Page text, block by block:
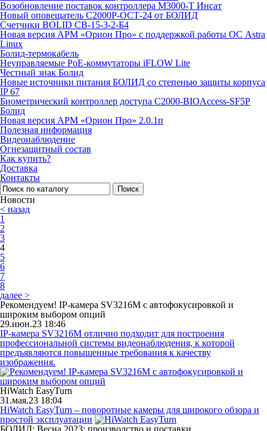
Возобновление поставок контроллера М3000-Т Инсат
Новый оповещатель С2000Р-ОСТ-24 от БОЛИД
Счетчики BOLID СВ-15-3-2-Б4
Новая версия АРМ «Орион Про» с поддержкой работы ОС Astra
Linux
Болид-термокабель
Неуправляемые PoE-коммутаторы iFLOW Lite
Честный знак Болид
Новые источники питания БОЛИД со степенью защиты корпуса
IP 67
Биометрический контроллер доступа С2000-BIOAccess-SF5P
Болид
Новая версия АРМ «Орион Про» 2.0.1п
Полезная информация
Видеонаблюдение
Огнезащитный состав
Как купить?
Доставка
Контакты
Поиск
Новости
< назад
1
2
3
4
5
6
7
8
далее >
Рекомендуем! IP-камера SV3216M с автофокусировкой и
широким выбором опций
29.июн.23 18:46
IP-камера SV3216M отлично подходит для построения
профессиональной системы видеонаблюдения, к которой
предъявляются повышенные требования к качеству
изображения.
HiWatch EasyTurn
31.мая.23 18:04
HiWatch EasyTurn – поворотные камеры для широкого обзора и
простой эксплуатации
БОЛИД: Весна 2023: производство и поставки